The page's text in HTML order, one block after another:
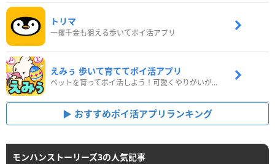
トリマ
一攫千金も狙える歩いてポイ活アプリ
えみぅ 歩いて育ててポイ活アプリ
ペットを育ってポイ活しよう！可愛くやりがいがある新感覚アプリ
おすすめポイ活アプリランキング
モンハンストーリーズ3の人気記事